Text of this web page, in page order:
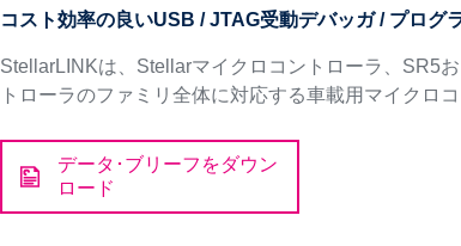
コスト効率の良いUSB / JTAG受動デバッガ / プログ
StellarLINKは、Stellarマイクロコントローラ、SR5
トローラのファミリ全体に対応する車載用マイクロ
データ･ブリーフをダウン
ロード